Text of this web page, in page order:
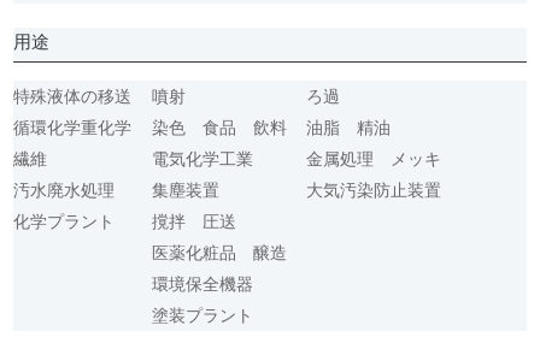
用途
特殊液体の移送
循環化学重化学
繊維
汚水廃水処理
化学プラント
噴射
染色 食品 飲料
電気化学工業
集塵装置
ろ過
油脂 精油
金属処理 メッキ
大気汚染防止装置
撹拌 圧送
医薬化粧品 醸造
環境保全機器
塗装プラント